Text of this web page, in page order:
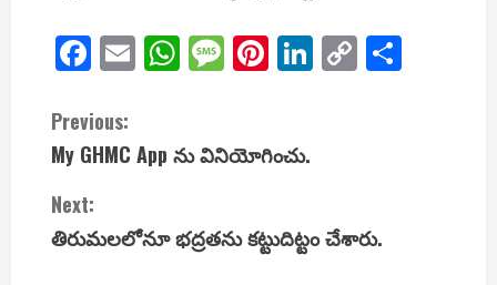
Facebook
EmailWhatsApp
Message
Pinterest
LinkedIn
Copy
C
o
n
Previous:
My GHMC App ను వినియోగించు.
Next:
తిరుమలలోనూ భద్రతను కట్టుదిట్టం చేశారు.